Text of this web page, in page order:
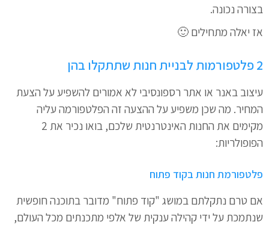
בצורה נכונה.
אז יאלה מתחילים 🙂
2 פלטפורמות לבניית חנות שתתקלו בהן
עיצוב באנר או אתר רספונסיבי לא אמורים להשפיע על הצעת
המחיר. מה שכן משפיע על ההצעה זה הפלטפורמה עליה
מקימים את החנות האינטרנטית שלכם, בואו נכיר את 2
הפופולריות:
פלטפורמת חנות בקוד פתוח
אם טרם נתקלתם במושג "קוד פתוח" מדובר בתוכנה חופשית
שנתמכת על ידי קהילה ענקית של אלפי מתכנתים מכל העולם,